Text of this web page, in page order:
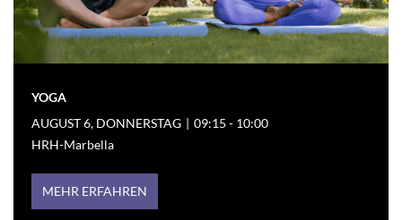
YOGA
AUGUST 6, DONNERSTAG
09:15 - 10:00
HRH-Marbella
MEHR ERFAHREN